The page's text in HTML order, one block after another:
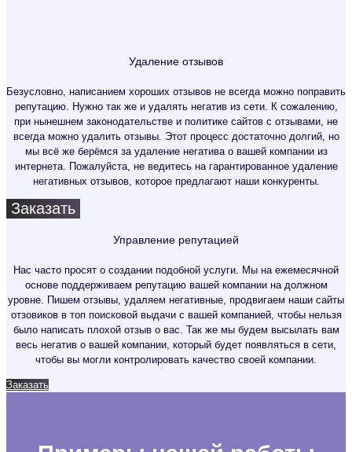
Удаление отзывов
Безусловно, написанием хороших отзывов не всегда можно поправить
репутацию. Нужно так же и удалять негатив из сети. К сожалению,
при нынешнем законодательстве и политике сайтов с отзывами, не
всегда можно удалить отзывы. Этот процесс достаточно долгий, но
мы всё же берёмся за удаление негатива о вашей компании из
интернета. Пожалуйста, не ведитесь на гарантированное удаление
негативных отзывов, которое предлагают наши конкуренты.
Заказать
Управление репутацией
Нас часто просят о создании подобной услуги. Мы на ежемесячной
основе поддерживаем репутацию вашей компании на должном
уровне. Пишем отзывы, удаляем негативные, продвигаем наши сайты
отзовиков в топ поисковой выдачи с вашей компанией, чтобы нельзя
было написать плохой отзыв о вас. Так же мы будем высылать вам
весь негатив о вашей компании, который будет появляться в сети,
чтобы вы могли контролировать качество своей компании.
Заказать